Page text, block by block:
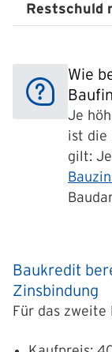
Restschuld
Wie
Je
ist die
gilt:
Baukredit
Zinsbindung
Für das zweite